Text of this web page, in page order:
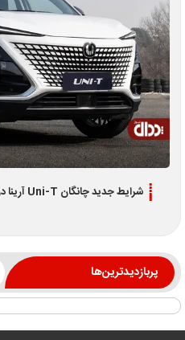
شرایط جدید چانگان Uni-T آرینا درایو اعلام شد
پربازدیدترین‌ها